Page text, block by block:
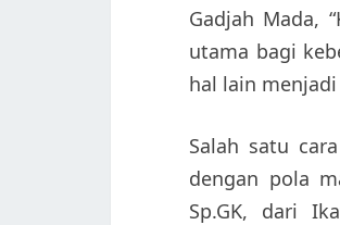
Gadjah Mada,
utama bagi
hal lain
Salah satu
dengan pola
Sp.GK, dari